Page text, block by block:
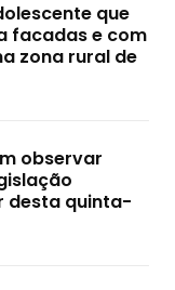
que
facadas e com
zona rural de
observar
desta quinta-